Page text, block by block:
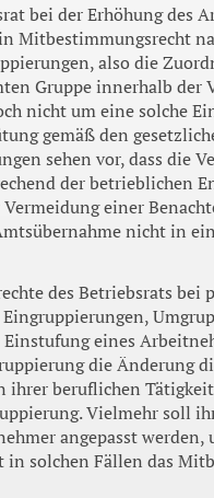
bei der Erhöhung des
Mitbestimmungsrecht
also die
Gruppe innerhalb der
nicht um eine solche
gemäß den
sehen vor, dass die
der betrieblichen
einer
nicht in
des Betriebsrats bei
eines
die Änderung
beruflichen
Vielmehr soll
angepasst werden,
solchen Fällen das